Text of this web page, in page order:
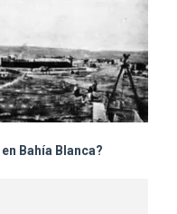
Bahía Blanca?